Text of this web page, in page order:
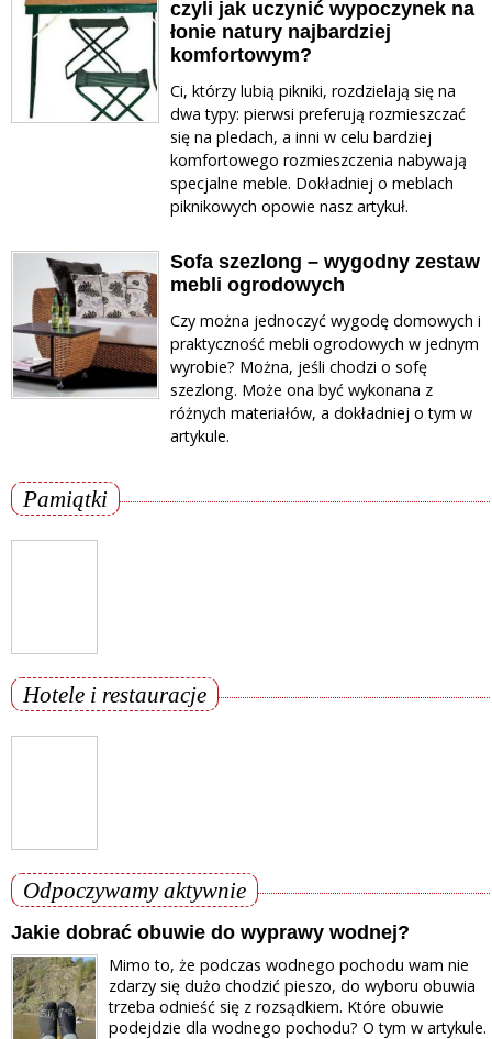
czyli jak uczynić wypoczynek na
łonie natury najbardziej
komfortowym?
Ci, którzy lubią pikniki, rozdzielają się na
dwa typy: pierwsi preferują rozmieszczać
się na pledach, a inni w celu bardziej
komfortowego rozmieszczenia nabywają
specjalne meble. Dokładniej o meblach
piknikowych opowie nasz artykuł.
Sofa szezlong – wygodny zestaw
mebli ogrodowych
Czy można jednoczyć wygodę domowych i
praktyczność mebli ogrodowych w jednym
wyrobie? Można, jeśli chodzi o sofę
szezlong. Może ona być wykonana z
różnych materiałów, a dokładniej o tym w
artykule.
Pamiątki
Hotele i restauracje
Odpoczywamy aktywnie
Jakie dobrać obuwie do wyprawy wodnej?
Mimo to, że podczas wodnego pochodu wam nie
zdarzy się dużo chodzić pieszo, do wyboru obuwia
trzeba odnieść się z rozsądkiem. Które obuwie
podejdzie dla wodnego pochodu? O tym w artykule.